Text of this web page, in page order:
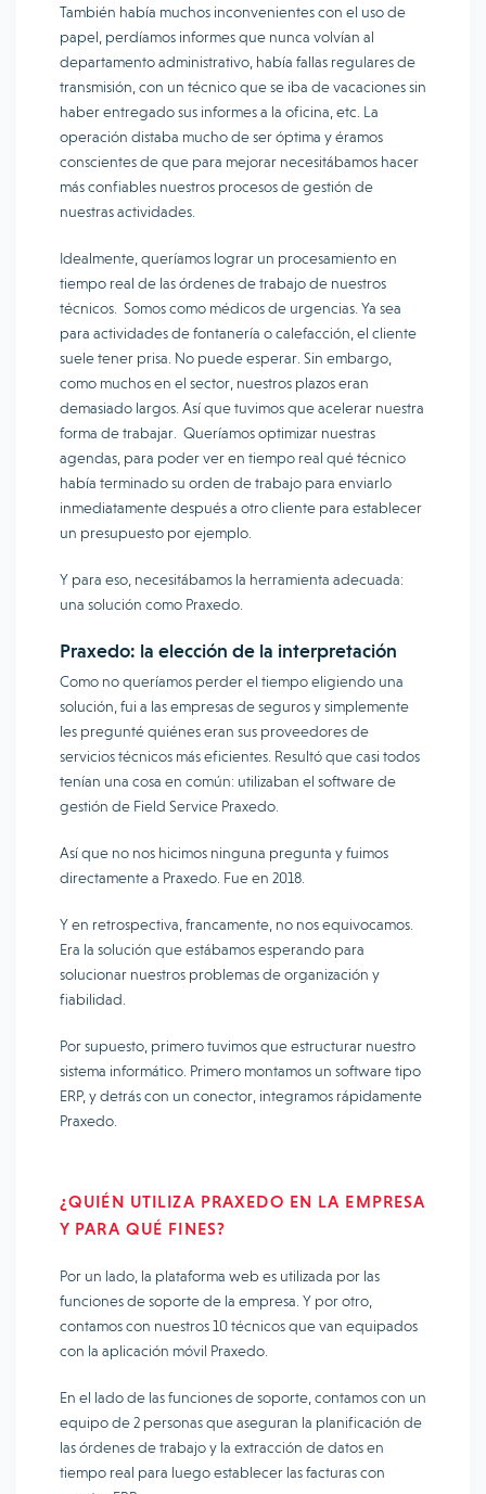
También había muchos inconvenientes con el uso de
papel, perdíamos informes que nunca volvían al
departamento administrativo, había fallas regulares de
transmisión, con un técnico que se iba de vacaciones sin
haber entregado sus informes a la oficina, etc. La
operación distaba mucho de ser óptima y éramos
conscientes de que para mejorar necesitábamos hacer
más confiables nuestros procesos de gestión de
nuestras actividades.
Idealmente, queríamos lograr un procesamiento en
tiempo real de las órdenes de trabajo de nuestros
técnicos. Somos como médicos de urgencias. Ya sea
para actividades de fontanería o calefacción, el cliente
suele tener prisa. No puede esperar. Sin embargo,
como muchos en el sector, nuestros plazos eran
demasiado largos. Así que tuvimos que acelerar nuestra
forma de trabajar. Queríamos optimizar nuestras
agendas, para poder ver en tiempo real qué técnico
había terminado su orden de trabajo para enviarlo
inmediatamente después a otro cliente para establecer
un presupuesto por ejemplo.
Y para eso, necesitábamos la herramienta adecuada:
una solución como Praxedo.
Praxedo: la elección de la interpretación
Como no queríamos perder el tiempo eligiendo una
solución, fui a las empresas de seguros y simplemente
les pregunté quiénes eran sus proveedores de
servicios técnicos más eficientes. Resultó que casi todos
tenían una cosa en común: utilizaban el software de
gestión de Field Service Praxedo.
Así que no nos hicimos ninguna pregunta y fuimos
directamente a Praxedo. Fue en 2018.
Y en retrospectiva, francamente, no nos equivocamos.
Era la solución que estábamos esperando para
solucionar nuestros problemas de organización y
fiabilidad.
Por supuesto, primero tuvimos que estructurar nuestro
sistema informático. Primero montamos un software tipo
ERP, y detrás con un conector, integramos rápidamente
Praxedo.
¿QUIÉN UTILIZA PRAXEDO EN LA EMPRESA
Y PARA QUÉ FINES?
Por un lado, la plataforma web es utilizada por las
funciones de soporte de la empresa. Y por otro,
contamos con nuestros 10 técnicos que van equipados
con la aplicación móvil Praxedo.
En el lado de las funciones de soporte, contamos con un
equipo de 2 personas que aseguran la planificación de
las órdenes de trabajo y la extracción de datos en
tiempo real para luego establecer las facturas con